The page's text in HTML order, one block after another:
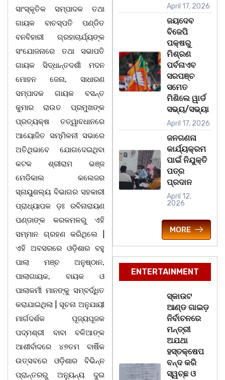
ସାଂସ୍କୃତିକ ସମ୍ପାଦକ ତଥା
ଗାୟକ ବାଚସ୍ପତି ପଣ୍ଡିତ
ବନବିହାରୀ ଗ୍ରହାଚାର୍ଯ୍ୟଙ୍କ
ସଂଯୋଜନାରେ ତଥା ସଭାପତି
ଗାୟକ ସିଦ୍ଧାନ୍ତଦର୍ଶୀ ମଦନ
ମୋହନ ଜେନା, ସାଧାରଣ
ସମ୍ପାଦକ ଗାୟକ ବସନ୍ତ
କୁମାର ରାଉତ ପ୍ରମୁଖଙ୍କ
ପ୍ରତ୍ୟକ୍ଷ ତତ୍ୱାବଧାନରେ
ଆୟୋଜିତ ସମ୍ମିଳନୀ ସଭାରେ
ଅତିଥିଭାବେ ଯୋଗଦେଇଥିବା
କଟକ ଶ୍ରୀରାମ ଭଞ୍ଜ
ମେଡିକାଲ କଲେଜର
ସ୍ନାୟୁଶଲ୍ୟ ବିଭାଗର ସହକାରୀ
ପ୍ରାଧ୍ୟାପକ ଡ଼ଃ ରବିନାରାୟଣ
ପଣ୍ଡାଙ୍କ କରକମଳରୁ ଏହି
ସମ୍ମାନ ଗ୍ରହଣ କରିଥିଲେ |
ଏହି ଅବସରରେ ଓଡ଼ିଶାର ବହୁ
ପାଲା ମଞ୍ଚ ଅନୁଷ୍ଠାନ,
ପାଲାଗାୟକ, ବାୟକ ଓ
ପାଲାକର୍ମୀ ମାନଙ୍କୁ ସମ୍ବର୍ଦ୍ଧିତ
କରାଯାଇଥିଲା | ସୂଚନା ଅନୁଯାୟୀ
ମାର୍ଗଦର୍ଶକ ପୂଜ୍ୟପୂଜକ
ପଦ୍ମଶ୍ରୀ ବାବା ବଳିଆଙ୍କ
ଆଶୀର୍ବାଦରେ ୪୭ତମ ବାର୍ଷିକ
ଉତ୍ସବରେ ଓଡ଼ିଶାର ବିଭିନ୍ନ
ପ୍ରାନ୍ତରରୁ ଅନ୍ୟୁନ୍ୟ ଦୁଇ
April 17, 2026
ଜୟଦେବ
ବିଜେପି
ପକ୍ଷରୁ
ମିଶ୍ରଣ
ପର୍ବନାଏବ
ସରପଞ୍ଚ
ସମେତ
ମିଶିଲେ ୱାର୍ଡ
ସଭ୍ୟ/ସଭ୍ୟା
April 17, 2026
ଜନଗଣନା
କାର୍ଯ୍ୟକ୍ରମ
ପାଇଁ ନିଯୁକ୍ତି
ପତ୍ର
ପ୍ରଦାନ
April 12,
2026
MORE
ENTERTAINMENT
ସ୍କାଉଟ
ଆଣ୍ଡ ଗାଇଡ଼
ନିର୍ବାଚନରେ
ମନ୍ତ୍ରୀ
ଅଯଥା
ହସ୍ତକ୍ଷେପ
ବନ୍ଦ କରି
ସ୍ୱଚ୍ଛ ଓ